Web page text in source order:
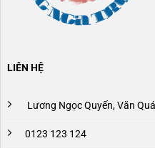
LIÊN HỆ
Lương Ngọc Quyến, Văn
0123 123 124